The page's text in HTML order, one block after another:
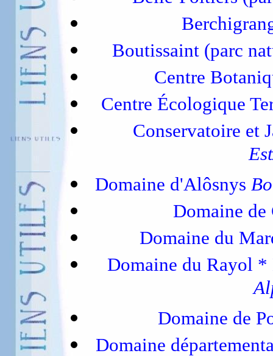
Boutissaint (parc
Centre
Centre Écologique
Conservatoire et
Domaine d'Alôsnys
Domaine
Domaine du
Domaine du Rayol *
Domaine de
Domaine